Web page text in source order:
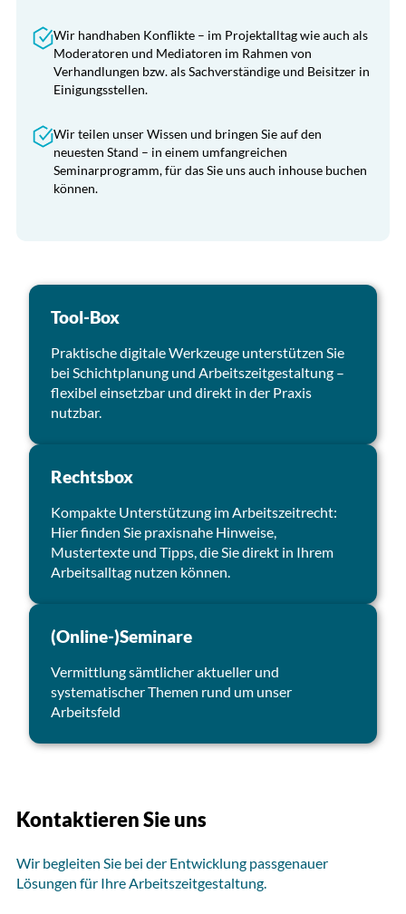
Wir handhaben Konflikte – im Projektalltag wie auch als
Moderatoren und Mediatoren im Rahmen von
Verhandlungen bzw. als Sachverständige und Beisitzer in
Einigungsstellen.
Wir teilen unser Wissen und bringen Sie auf den
neuesten Stand – in einem umfangreichen
Seminarprogramm, für das Sie uns auch inhouse buchen
können.
Tool-Box
Praktische digitale Werkzeuge unterstützen Sie
bei Schichtplanung und Arbeitszeitgestaltung –
flexibel einsetzbar und direkt in der Praxis
nutzbar.
Rechtsbox
Kompakte Unterstützung im Arbeitszeitrecht:
Hier finden Sie praxisnahe Hinweise,
Mustertexte und Tipps, die Sie direkt in Ihrem
Arbeitsalltag nutzen können.
(Online-)Seminare
Vermittlung sämtlicher aktueller und
systematischer Themen rund um unser
Arbeitsfeld
Kontaktieren Sie uns
Wir begleiten Sie bei der Entwicklung passgenauer
Lösungen für Ihre Arbeitszeitgestaltung.